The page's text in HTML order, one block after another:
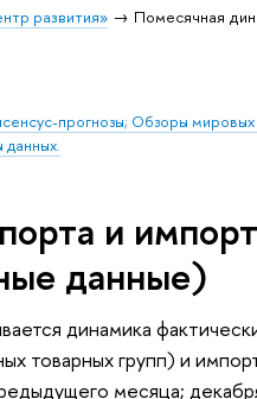
развития»
Помесячная
прогнозы; Обзоры
и
данные)
динамика
товарных групп) и
месяца;